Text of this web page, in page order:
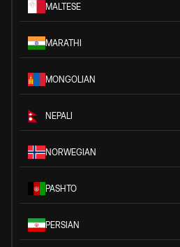
MALTESE
MARATHI
MONGOLIAN
NEPALI
NORWEGIAN
PASHTO
PERSIAN